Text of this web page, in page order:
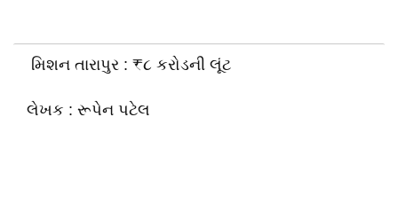
મિશન તારાપુર : ₹૮ કરોડની લૂંટ
લેખક : રૂપેન પટેલ